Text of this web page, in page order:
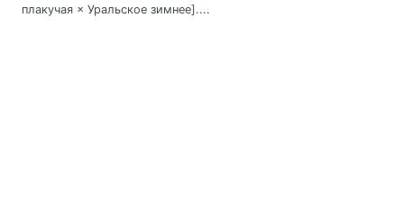
плакучая × Уральское зимнее]....